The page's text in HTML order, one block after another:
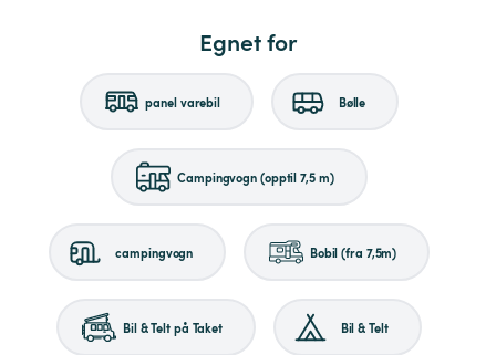
Egnet for
panel varebil Bølle
Campingvogn (opptil 7,5 m)
campingvogn Bobil (fra 7,5m)
Bil & Telt på Taket Bil & Telt